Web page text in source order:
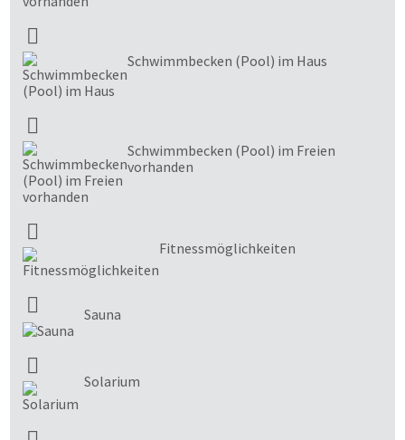
Schwimmbecken (Pool) im Haus
Schwimmbecken (Pool) im Freien
vorhanden
Fitnessmöglichkeiten
Sauna
Solarium